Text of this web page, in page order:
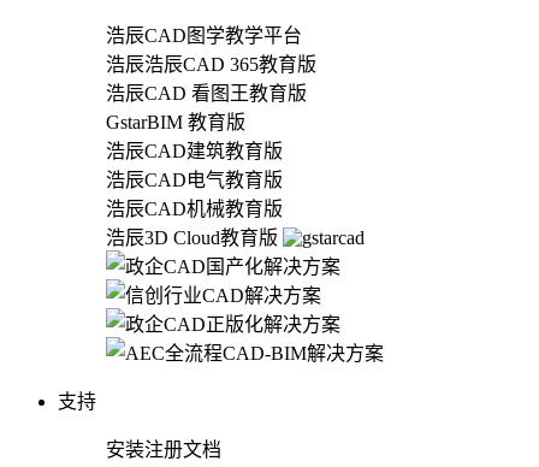
浩辰CAD图学教学平台
浩辰浩辰CAD 365教育版
浩辰CAD 看图王教育版
GstarBIM 教育版
浩辰CAD建筑教育版
浩辰CAD电气教育版
浩辰CAD机械教育版
浩辰3D Cloud教育版
支持
安装注册文档